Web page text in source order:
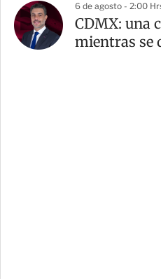
6 de agosto - 2:00
CDMX: una
mientras se